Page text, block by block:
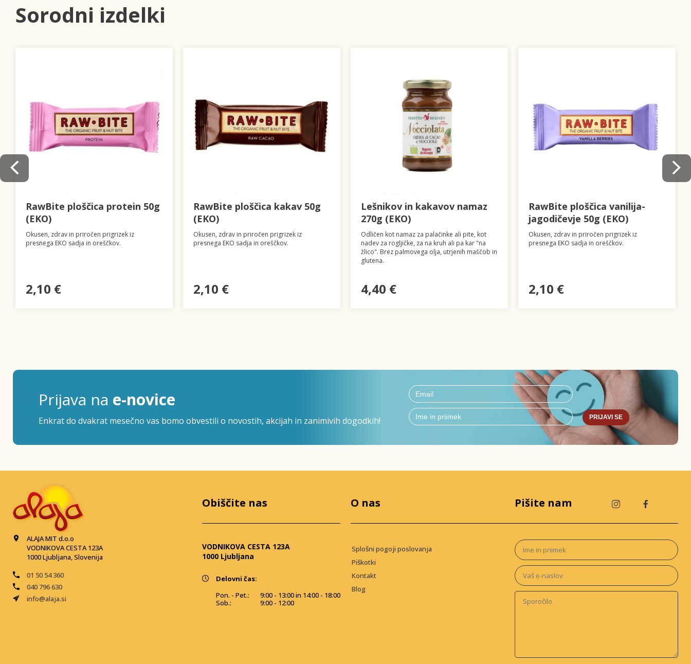
Sorodni izdelki
RawBite ploščica protein 50g
(EKO)
Okusen, zdrav in priročen prigrizek iz
presnega EKO sadja in oreščkov.
2,10 €
RawBite ploščica kakav 50g
(EKO)
Okusen, zdrav in priročen prigrizek iz
presnega EKO sadja in oreščkov.
2,10 €
Lešnikov in kakavov namaz
270g (EKO)
Odličen kot namaz za palačinke ali pite, kot
nadev za rogljičke, za na kruh ali pa kar "na
žlico". Brez palmovega olja, utrjenih maščob in
glutena.
4,40 €
RawBite ploščica vanilija-
jagodičevje 50g (EKO)
Okusen, zdrav in priročen prigrizek iz
presnega EKO sadja in oreščkov.
2,10 €
Prijava na e-novice
Enkrat do dvakrat mesečno vas bomo obvestili o novostih, akcijah in zanimivih dogodkih! PRIJAVI SE
ALAJA MIT d.o.o
VODNIKOVA CESTA 123A
1000 Ljubljana, Slovenija
01 50 54 360
040 796 630
info@alaja.si
Obiščite nas
VODNIKOVA CESTA 123A
1000 Ljubljana
Delovni čas:
Pon. - Pet.:
Sob.:
9:00 - 13:00 in 14:00 - 18:00
9:00 - 12:00
O nas
Splošni pogoji poslovanja
Piškotki
Kontakt
Blog
Pišite nam